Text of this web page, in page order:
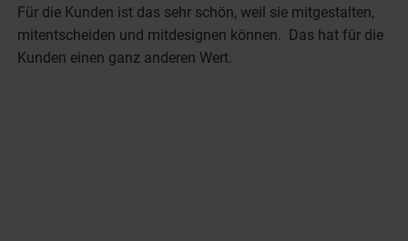
Für die Kunden ist das sehr schön, weil sie mitgestalten,
mitentscheiden und mitdesignen können. Das hat für die
Kunden einen ganz anderen Wert.